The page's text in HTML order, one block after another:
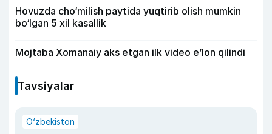
Hovuzda cho‘milish paytida yuqtirib olish mumkin
bo‘lgan 5 xil kasallik
Mojtaba Xomanaiy aks etgan ilk video e’lon qilindi
Tavsiyalar
O‘zbekiston